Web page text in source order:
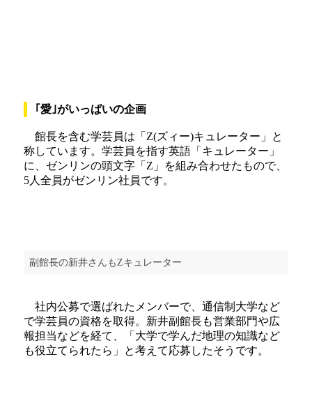
｢愛｣がいっぱいの企画
館長を含む学芸員は「Z(ズィー)キュレーター」と
称しています。学芸員を指す英語「キュレーター」
に、ゼンリンの頭文字「Z」を組み合わせたもので、
5人全員がゼンリン社員です。
副館長の新井さんもZキュレーター
社内公募で選ばれたメンバーで、通信制大学など
で学芸員の資格を取得。新井副館長も営業部門や広
報担当などを経て、「大学で学んだ地理の知識など
も役立てられたら」と考えて応募したそうです。